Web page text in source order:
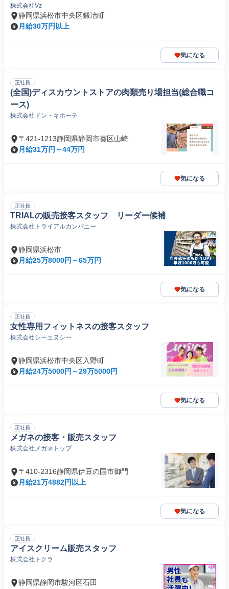
株式会社Vz
静岡県浜松市中央区鍛冶町
月給30万円以上
気になる
正社員
(全国)ディスカウントストアの肉類売り場担当(総合職コ
ース)
株式会社ドン・キホーテ
〒421-1213静岡県静岡市葵区山崎
月給31万円～44万円
気になる
正社員
TRIALの販売接客スタッフ リーダー候補
株式会社トライアルカンパニー
静岡県浜松市
月給25万8000円～65万円
気になる
正社員
女性専用フィットネスの接客スタッフ
株式会社シーエヌシー
静岡県浜松市中央区入野町
月給24万5000円～29万5000円
気になる
正社員
メガネの接客・販売スタッフ
株式会社メガネトップ
〒410-2316静岡県伊豆の国市御門
月給21万4882円以上
気になる
正社員
アイスクリーム販売スタッフ
株式会社トクラ
静岡県静岡市駿河区石田